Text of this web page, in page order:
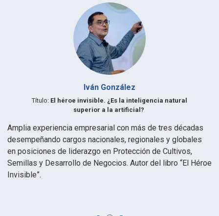
Iván González
Título: El héroe invisible. ¿Es la inteligencia natural
superior a la artificial?
Amplia experiencia empresarial con más de tres décadas
desempeñando cargos nacionales, regionales y globales
en posiciones de liderazgo en Protección de Cultivos,
Semillas y Desarrollo de Negocios. Autor del libro “El Héroe
Invisible”.